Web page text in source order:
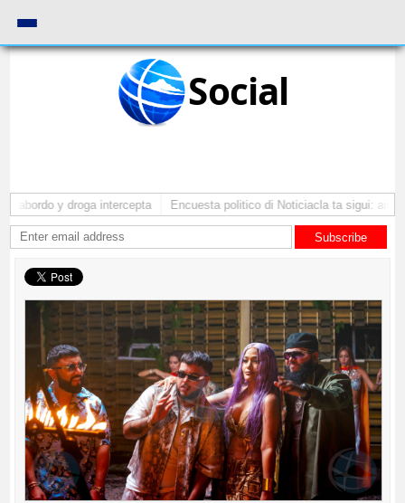
Social
abordo y droga intercepta Encuesta politico di Noticiacla ta sigui: ainda
Subscribe